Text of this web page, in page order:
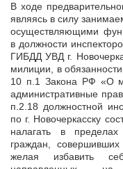
В ходе
являясь в силу
осуществляющими
в должности
ГИБДД УВД г.
милиции, в
10 п.1 Закона РФ «О
административные
п.2.18 должностной
по г. Новочеркасску
налагать в
граждан,
желая избавить